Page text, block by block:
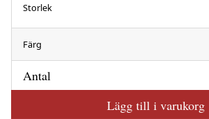
Storlek
Färg
Antal
Lägg till i varukorg